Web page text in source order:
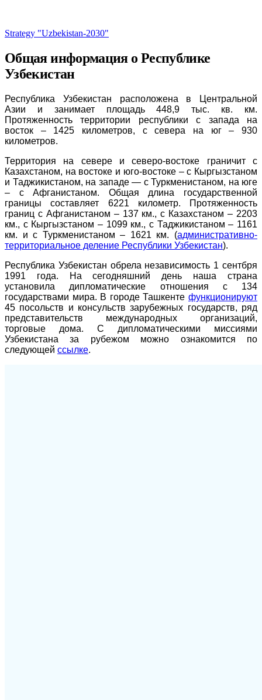
Strategy "Uzbekistan-2030"
Общая информация о Республике
Узбекистан
Республика Узбекистан расположена в Центральной
Азии и занимает площадь 448,9 тыс. кв. км.
Протяженность территории республики с запада на
восток – 1425 километров, с севера на юг – 930
километров.
Территория на севере и северо-востоке граничит с
Казахстаном, на востоке и юго-востоке – с Кыргызстаном
и Таджикистаном, на западе — с Туркменистаном, на юге
– с Афганистаном. Общая длина государственной
границы составляет 6221 километр. Протяженность
границ с Афганистаном – 137 км., с Казахстаном – 2203
км., с Кыргызстаном – 1099 км., с Таджикистаном – 1161
км. и с Туркменистаном – 1621 км. (административно-
территориальное деление Республики Узбекистан).
Республика Узбекистан обрела независимость 1 сентбря
1991 года. На сегодняшний день наша страна
установила дипломатические отношения с 134
государствами мира. В городе Ташкенте функционируют
45 посольств и консульств зарубежных государств, ряд
представительств международных организаций,
торговые дома. С дипломатическими миссиями
Узбекистана за рубежом можно ознакомится по
следующей ссылке.